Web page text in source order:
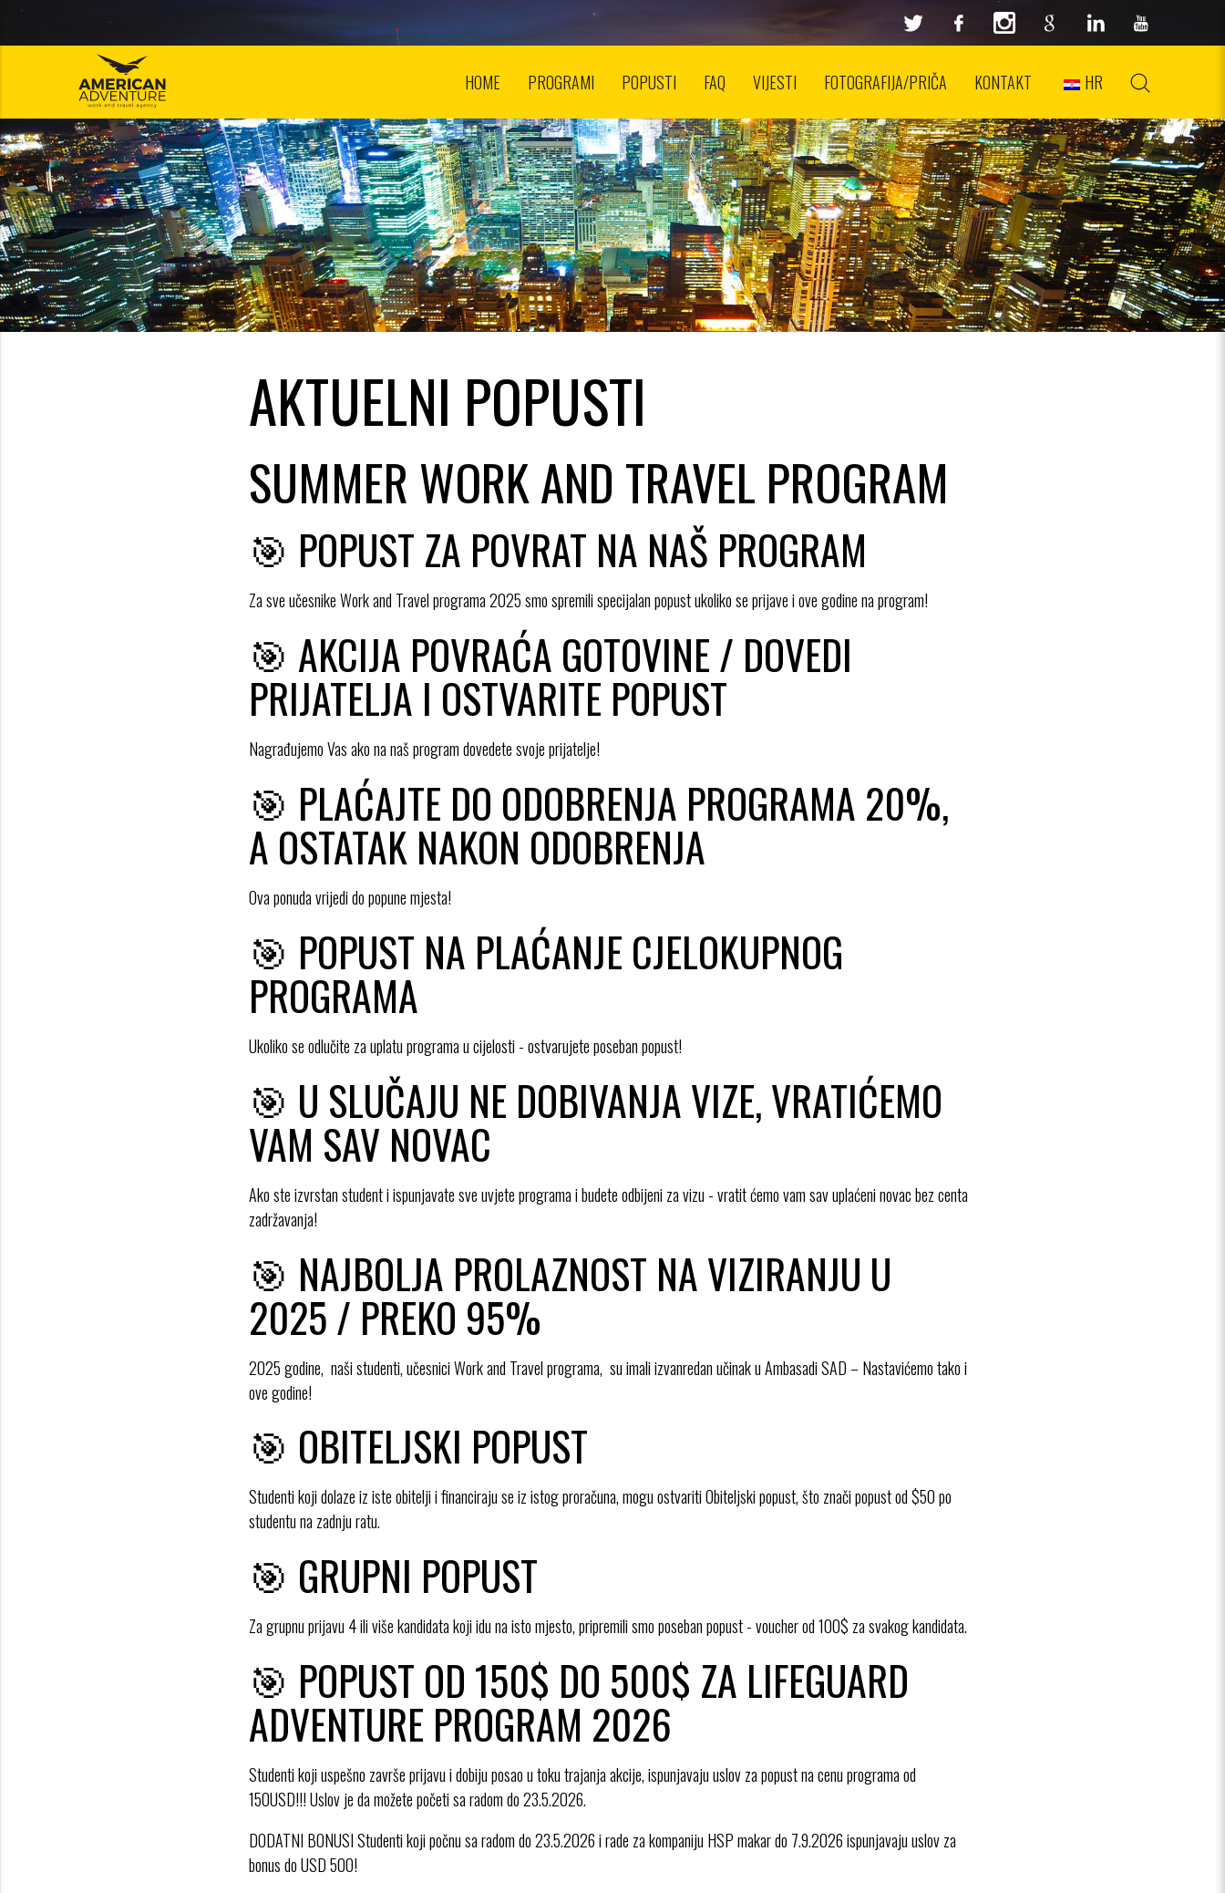
HOME PROGRAMI POPUSTI FAQ VIJESTI FOTOGRAFIJA/PRIČA KONTAKT HR
AKTUELNI POPUSTI
SUMMER WORK AND TRAVEL PROGRAM
🎯 POPUST ZA POVRAT NA NAŠ PROGRAM
Za sve učesnike Work and Travel programa 2025 smo spremili specijalan popust ukoliko se prijave i ove godine na program!
🎯 AKCIJA POVRAĆA GOTOVINE / DOVEDI
PRIJATELJA I OSTVARITE POPUST
Nagrađujemo Vas ako na naš program dovedete svoje prijatelje!
🎯 PLAĆAJTE DO ODOBRENJA PROGRAMA 20%,
A OSTATAK NAKON ODOBRENJA
Ova ponuda vrijedi do popune mjesta!
🎯 POPUST NA PLAĆANJE CJELOKUPNOG
PROGRAMA
Ukoliko se odlučite za uplatu programa u cijelosti - ostvarujete poseban popust!
🎯 U SLUČAJU NE DOBIVANJA VIZE, VRATIĆEMO
VAM SAV NOVAC
Ako ste izvrstan student i ispunjavate sve uvjete programa i budete odbijeni za vizu - vratit ćemo vam sav uplaćeni novac bez centa
zadržavanja!
🎯 NAJBOLJA PROLAZNOST NA VIZIRANJU U
2025 / PREKO 95%
2025 godine, naši studenti, učesnici Work and Travel programa, su imali izvanredan učinak u Ambasadi SAD – Nastavićemo tako i
ove godine!
🎯 OBITELJSKI POPUST
Studenti koji dolaze iz iste obitelji i financiraju se iz istog proračuna, mogu ostvariti Obiteljski popust, što znači popust od $50 po
studentu na zadnju ratu.
🎯 GRUPNI POPUST
Za grupnu prijavu 4 ili više kandidata koji idu na isto mjesto, pripremili smo poseban popust - voucher od 100$ za svakog kandidata.
🎯 POPUST OD 150$ DO 500$ ZA LIFEGUARD
ADVENTURE PROGRAM 2026
Studenti koji uspešno završe prijavu i dobiju posao u toku trajanja akcije, ispunjavaju uslov za popust na cenu programa od
150USD!!! Uslov je da možete početi sa radom do 23.5.2026.
DODATNI BONUSI Studenti koji počnu sa radom do 23.5.2026 i rade za kompaniju HSP makar do 7.9.2026 ispunjavaju uslov za
bonus do USD 500!